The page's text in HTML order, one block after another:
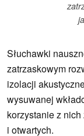
Słuchawki
zatrzaskowym
izolacji
wysuwanej
korzystanie z
i otwartych.